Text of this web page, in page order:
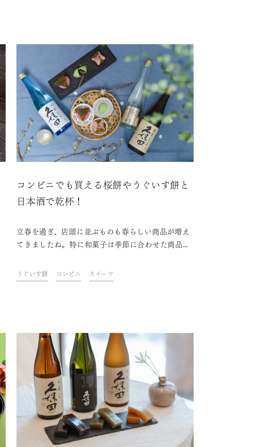
コンビニでも買える桜餅やうぐいす餅と
日本酒で乾杯！
立春を過ぎ、店頭に並ぶものも春らしい商品が増え
てきましたね。特に和菓子は季節に合わせた商品が
す。今回は、スーパーやコンビニエンスストアでも
手に入りやすいこの季節にこそ味わいたい和菓子
うぐいす餅 コンビニ スイーツ